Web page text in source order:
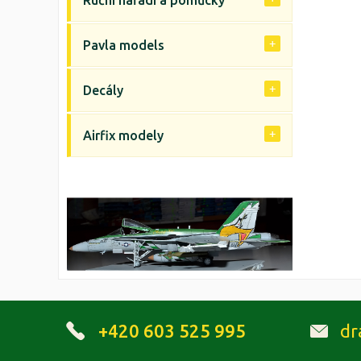
Pavla models
Decály
Airfix modely
+420 603 525 995